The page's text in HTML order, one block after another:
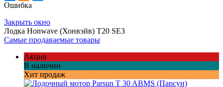
Ошибка
Закрыть окно
Лодка Honwave (Хонвэйв) T20 SE3
Самые продаваемые товары
Акция
В наличии
Хит продаж